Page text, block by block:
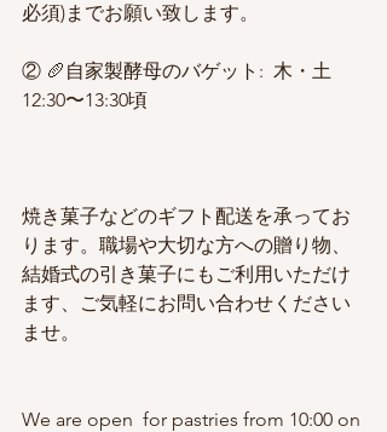
必須)までお願い致します。
② 🥖自家製酵母のバゲット:  木・土
12:30〜13:30頃
焼き菓子などのギフト配送を承ってお
ります。職場や大切な方への贈り物、
結婚式の引き菓子にもご利用いただけ
ます、ご気軽にお問い合わせください
ませ。
We are open  for pastries from 10:00 on